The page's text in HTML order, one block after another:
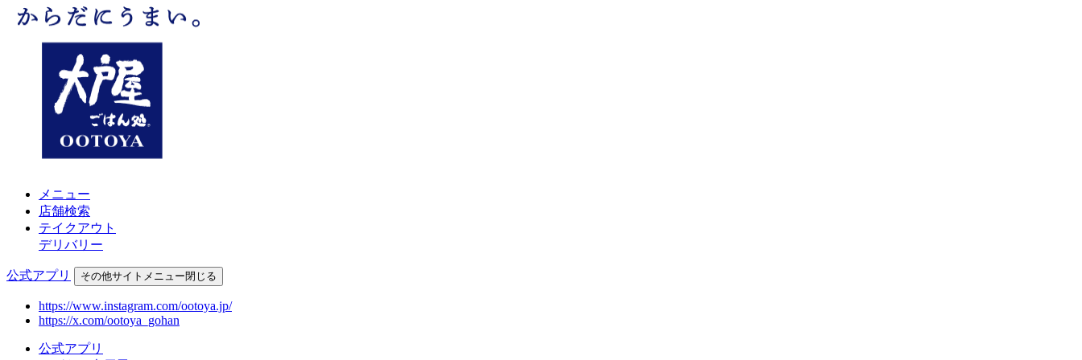
メニュー
店舗検索
テイクアウト
デリバリー
公式アプリ その他サイトメニュー閉じる
https://www.instagram.com/ootoya.jp/
https://x.com/ootoya_gohan
公式アプリ